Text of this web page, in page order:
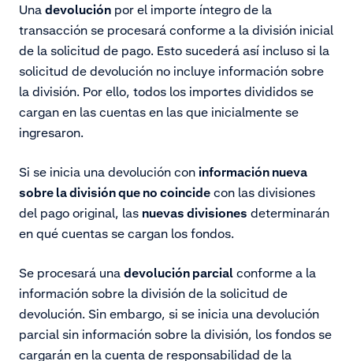
Una devolución por el importe íntegro de la
transacción se procesará conforme a la división inicial
de la solicitud de pago. Esto sucederá así incluso si la
solicitud de devolución no incluye información sobre
la división. Por ello, todos los importes divididos se
cargan en las cuentas en las que inicialmente se
ingresaron.
Si se inicia una devolución con información nueva
sobre la división que no coincide con las divisiones
del pago original, las nuevas divisiones determinarán
en qué cuentas se cargan los fondos.
Se procesará una devolución parcial conforme a la
información sobre la división de la solicitud de
devolución. Sin embargo, si se inicia una devolución
parcial sin información sobre la división, los fondos se
cargarán en la cuenta de responsabilidad de la